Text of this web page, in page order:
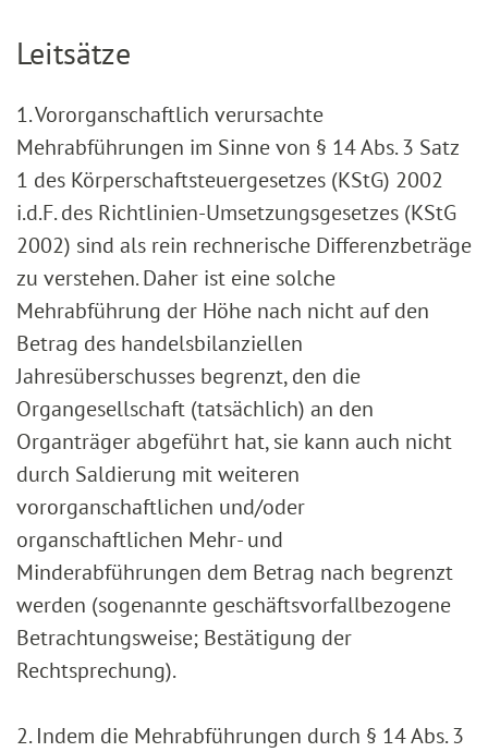
Leitsätze
1. Vororganschaftlich verursachte
Mehrabführungen im Sinne von § 14 Abs. 3 Satz
1 des Körperschaftsteuergesetzes (KStG) 2002
i.d.F. des Richtlinien-Umsetzungsgesetzes (KStG
2002) sind als rein rechnerische Differenzbeträge
zu verstehen. Daher ist eine solche
Mehrabführung der Höhe nach nicht auf den
Betrag des handelsbilanziellen
Jahresüberschusses begrenzt, den die
Organgesellschaft (tatsächlich) an den
Organträger abgeführt hat, sie kann auch nicht
durch Saldierung mit weiteren
vororganschaftlichen und/oder
organschaftlichen Mehr- und
Minderabführungen dem Betrag nach begrenzt
werden (sogenannte geschäftsvorfallbezogene
Betrachtungsweise; Bestätigung der
Rechtsprechung).
2. Indem die Mehrabführungen durch § 14 Abs. 3